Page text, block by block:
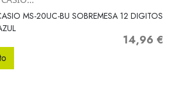
MS-20UC-BU SOBREMESA 12 DIGITOS
Precio
14,96 €